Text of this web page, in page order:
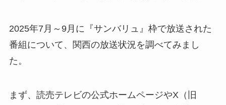
2025年7月～9月に『サンバリュ』枠で放送された
番組について、関西の放送状況を調べてみまし
た。
まず、読売テレビの公式ホームページやX（旧